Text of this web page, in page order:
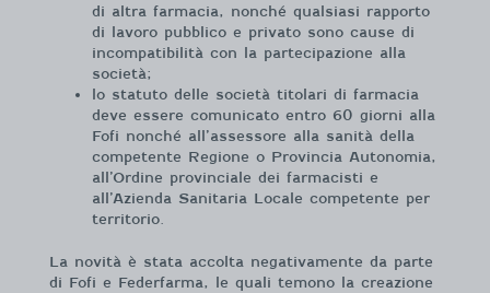
di altra farmacia, nonché qualsiasi rapporto
di lavoro pubblico e privato sono cause di
incompatibilità con la partecipazione alla
società;
lo statuto delle società titolari di farmacia
deve essere comunicato entro 60 giorni alla
Fofi nonché all’assessore alla sanità della
competente Regione o Provincia Autonomia,
all’Ordine provinciale dei farmacisti e
all’Azienda Sanitaria Locale competente per
territorio.
La novità è stata accolta negativamente da parte
di Fofi e Federfarma, le quali temono la creazione